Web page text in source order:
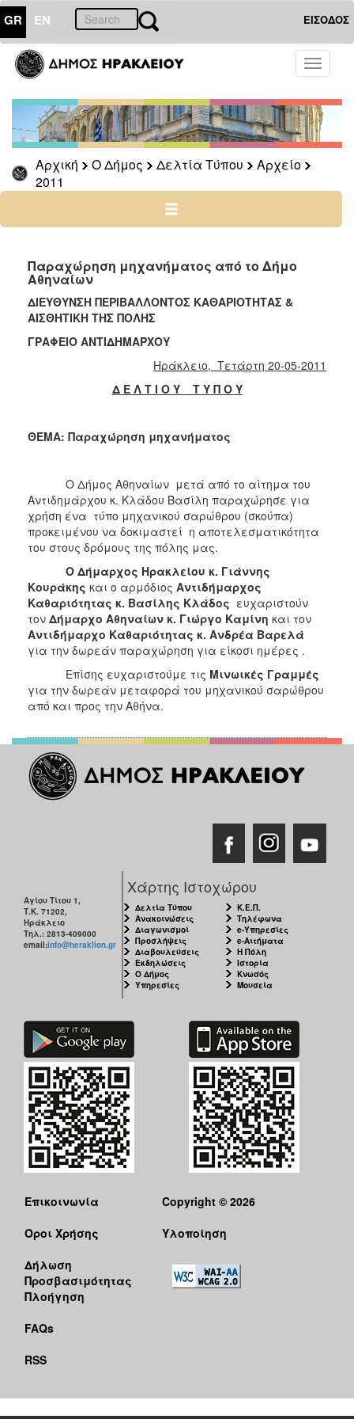
GR EN ΕΙΣΟΔΟΣ
Toggle
Αρχική Ο Δήμος Δελτία Τύπου
Αρχείο
2011
ΔΗΜΟΣ
Δελτία
Τύπου
Αρχείο
2026
2025
2022
2021
2020
2011
2010
2006
ΤΟΠΟΣ
ΠΟΛΙΤΙΣΜΟΣ
Παραχώρηση μηχανήματος από το Δήμο
Αθηναίων
ΔΙΕΥΘΥΝΣΗ ΠΕΡΙΒΑΛΛΟΝΤΟΣ ΚΑΘΑΡΙΟΤΗΤΑΣ &
ΑΙΣΘΗΤΙΚΗ ΤΗΣ ΠΟΛΗΣ
ΓΡΑΦΕΙΟ ΑΝΤΙΔΗΜΑΡΧΟΥ
Ηράκλειο, Τετάρτη 20-05-2011
Δ Ε Λ Τ Ι Ο Υ Τ Υ Π Ο Υ
ΘΕΜΑ: Παραχώρηση μηχανήματος
Ο Δήμος Αθηναίων μετά από το αίτημα του
Αντιδημάρχου κ. Κλάδου Βασίλη παραχώρησε για
χρήση ένα τύπο μηχανικού σαρώθρου (σκούπα)
προκειμένου να δοκιμαστεί η αποτελεσματικότητα
του στους δρόμους της πόλης μας.
Ο Δήμαρχος Ηρακλείου κ. Γιάννης
Κουράκης και ο αρμόδιος Αντιδήμαρχος
Καθαριότητας κ. Βασίλης Κλάδος ευχαριστούν
τον Δήμαρχο Αθηναίων κ. Γιώργο Καμίνη και τον
Αντιδήμαρχο Καθαριότητας κ. Ανδρέα Βαρελά
για την δωρεάν παραχώρηση για είκοσι ημέρες .
Επίσης ευχαριστούμε τις Μινωικές Γραμμές
για την δωρεάν μεταφορά του μηχανικού σαρώθρου
από και προς την Αθήνα.
Αγίου Τίτου 1,
Τ.Κ. 71202,
Ηράκλειο
Τηλ.: 2813-409000
email:info@heraklion.gr
Χάρτης Ιστοχώρου
Δελτία Τύπου
Ανακοινώσεις
Διαγωνισμοί
Προσλήψεις
Διαβουλεύσεις
Εκδηλώσεις
Ο Δήμος
Υπηρεσίες
Κ.Ε.Π.
Τηλέφωνα
e-Υπηρεσίες
e-Αιτήματα
Η Πόλη
Ιστορία
Κνωσός
Μουσεία
Επικοινωνία
Όροι Χρήσης
Δήλωση
Προσβασιμότητας
Πλοήγηση
FAQs
RSS
Copyright © 2026
Υλοποίηση